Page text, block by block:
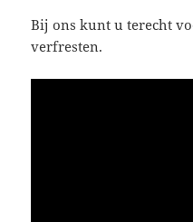
Bij ons kunt u terecht
verfresten.